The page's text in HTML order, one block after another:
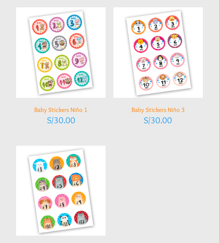
Baby Stickers Niño 1
S/30.00
Baby Stickers Niño 3
S/30.00